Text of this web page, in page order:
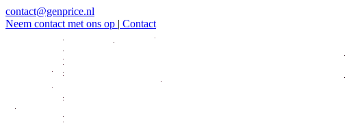
contact@genprice.nl
Neem contact met ons op | Contact